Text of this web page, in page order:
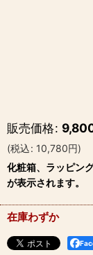
販売価格:
(税込: 10,780円)
化粧箱、ラッピン
が表示されます。
在庫わずか